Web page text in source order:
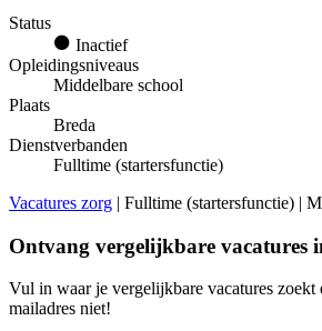
Status
Inactief
Opleidingsniveaus
Middelbare school
Plaats
Breda
Dienstverbanden
Fulltime (startersfunctie)
Vacatures zorg | Fulltime (startersfunctie) |
Ontvang vergelijkbare vacatures
Vul in waar je vergelijkbare vacatures zoekt
mailadres niet!